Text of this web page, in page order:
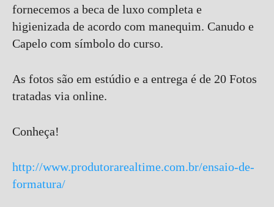
fornecemos a beca de luxo completa e
higienizada de acordo com manequim. Canudo e
Capelo com símbolo do curso.
As fotos são em estúdio e a entrega é de 20 Fotos
tratadas via online.
Conheça!
http://www.produtorarealtime.com.br/ensaio-de-
formatura/